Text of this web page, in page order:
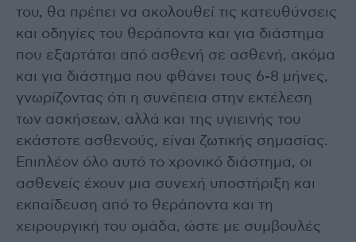
του, θα πρέπει να ακολουθεί τις κατευθύνσεις
και οδηγίες του θεράποντα και για διάστημα
που εξαρτάται από ασθενή σε ασθενή, ακόμα
και για διάστημα που φθάνει τους 6-8 μήνες,
γνωρίζοντας ότι η συνέπεια στην εκτέλεση
των ασκήσεων, αλλά και της υγιεινής του
εκάστοτε ασθενούς, είναι ζωτικής σημασίας.
Επιπλέον όλο αυτό το χρονικό διάστημα, οι
ασθενείς έχουν μια συνεχή υποστήριξη και
εκπαίδευση από το θεράποντα και τη
χειρουργική του ομάδα, ώστε με συμβουλές